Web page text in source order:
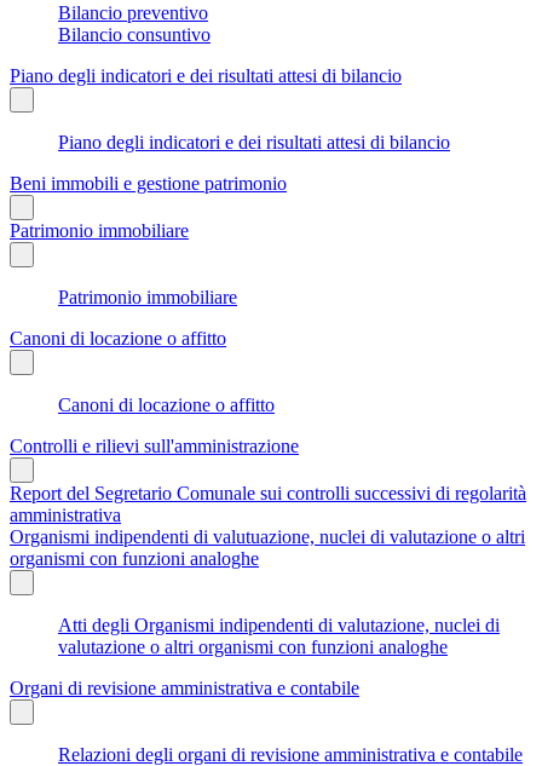
Bilancio preventivo
Bilancio consuntivo
Piano degli indicatori e dei risultati attesi di bilancio
Piano degli indicatori e dei risultati attesi di bilancio
Beni immobili e gestione patrimonio
Patrimonio immobiliare
Patrimonio immobiliare
Canoni di locazione o affitto
Canoni di locazione o affitto
Controlli e rilievi sull'amministrazione
Report del Segretario Comunale sui controlli successivi di regolarità
amministrativa
Organismi indipendenti di valutuazione, nuclei di valutazione o altri
organismi con funzioni analoghe
Atti degli Organismi indipendenti di valutazione, nuclei di
valutazione o altri organismi con funzioni analoghe
Organi di revisione amministrativa e contabile
Relazioni degli organi di revisione amministrativa e contabile